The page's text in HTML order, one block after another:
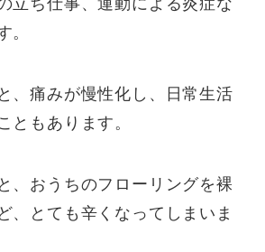
。
、痛みが慢性化し、日常生活
ともあります。
、おうちのフローリングを裸
、とても辛くなってしまいま